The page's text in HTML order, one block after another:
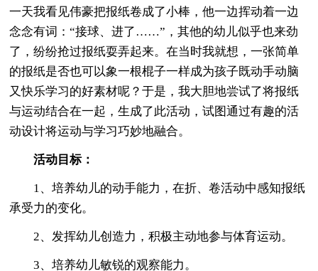
一天我看见伟豪把报纸卷成了小棒，他一边挥动着一边
念念有词：“接球、进了……”，其他的幼儿似乎也来劲
了，纷纷抢过报纸耍弄起来。在当时我就想，一张简单
的报纸是否也可以象一根棍子一样成为孩子既动手动脑
又快乐学习的好素材呢？于是，我大胆地尝试了将报纸
与运动结合在一起，生成了此活动，试图通过有趣的活
动设计将运动与学习巧妙地融合。
活动目标：
1、培养幼儿的动手能力，在折、卷活动中感知报纸
承受力的变化。
2、发挥幼儿创造力，积极主动地参与体育运动。
3、培养幼儿敏锐的观察能力。